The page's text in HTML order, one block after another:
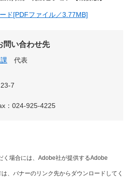
ド[PDFファイル／3.77MB]
問い合わせ先
代表
7
：024-925-4225
く場合には、Adobe社が提供するAdobe
、バナーのリンク先からダウンロードしてく